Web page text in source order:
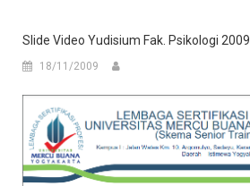
Slide Video Yudisium Fak. Psikologi 2009
18/11/2009